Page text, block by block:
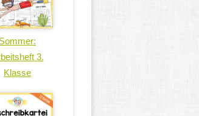
Sommer:
3.
Klasse